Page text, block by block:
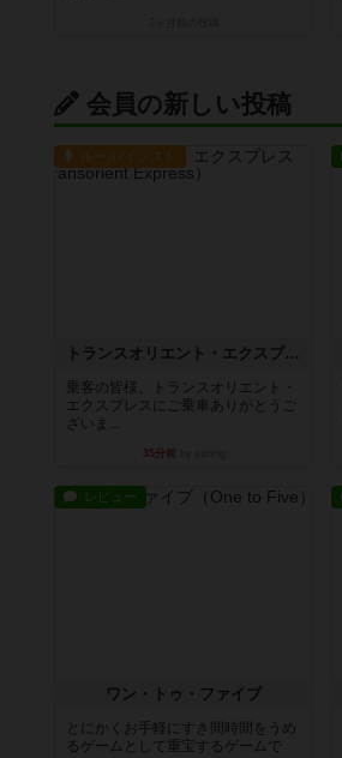
会員の新しい投稿
ルール/インスト
トランスオリエント・エクスプレス
乗客の皆様、トランスオリエント・
エクスプレスにご乗車ありがとうご
ざいま...
35分前
レビュー
ワン・トゥ・ファイブ
とにかくお手軽にすき間時間をうめ
るゲームとして重宝するゲームで